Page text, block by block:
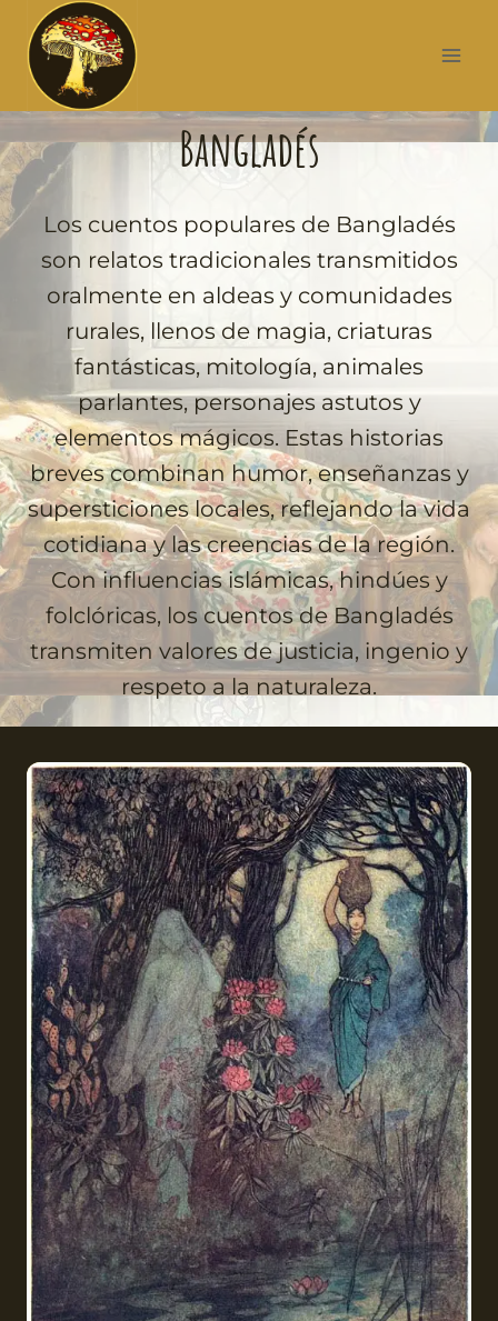
Bangladés
Los cuentos populares de Bangladés
son relatos tradicionales transmitidos
oralmente en aldeas y comunidades
rurales, llenos de magia, criaturas
fantásticas, mitología, animales
parlantes, personajes astutos y
elementos mágicos. Estas historias
breves combinan humor, enseñanzas y
supersticiones locales, reflejando la vida
cotidiana y las creencias de la región.
Con influencias islámicas, hindúes y
folclóricas, los cuentos de Bangladés
transmiten valores de justicia, ingenio y
respeto a la naturaleza.